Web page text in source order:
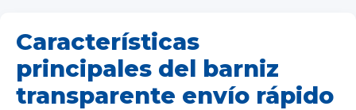
Características
principales del barniz
transparente envío rápido